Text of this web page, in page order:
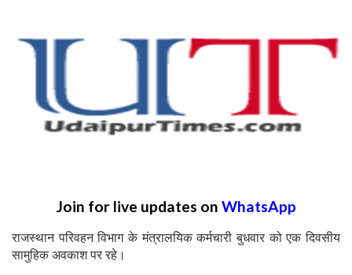
Join for live updates onWhatsApp
राजस्थान परिवहन विभाग के मंत्रालयिक कर्मचारी बुधवार को एक दिवसीय
सामुहिक अवकाश पर रहे।